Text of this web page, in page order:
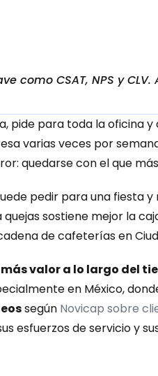
como CSAT, NPS y
pide para toda la oficina y
varias veces por
quedarse con el que
pedir para una fiesta y
sostiene mejor la
de cafeterías en
valor a lo largo del
en México,
según Novicap sobre
esfuerzos de servicio y